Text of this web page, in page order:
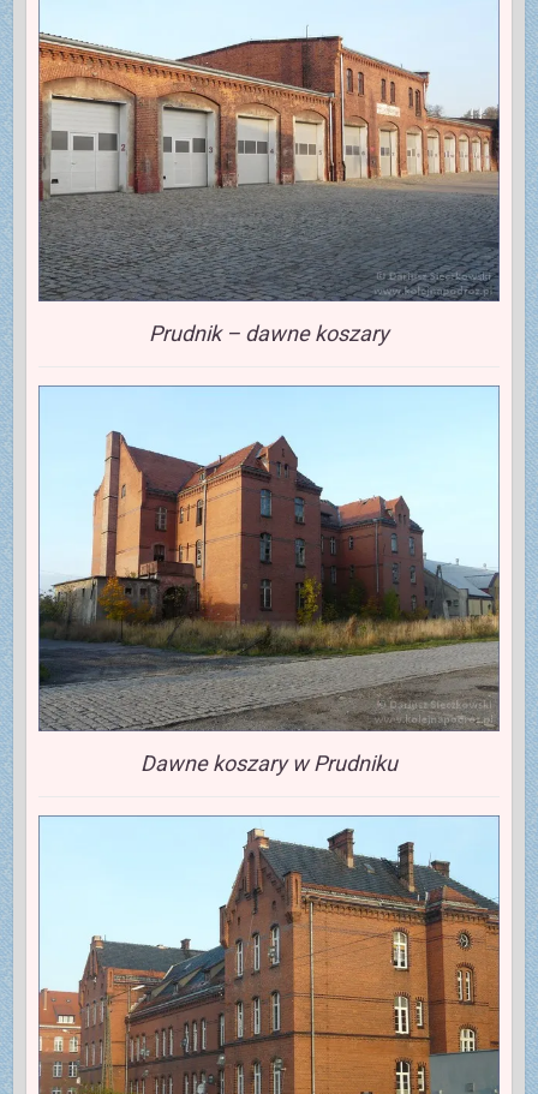
Prudnik – dawne koszary
Dawne koszary w Prudniku